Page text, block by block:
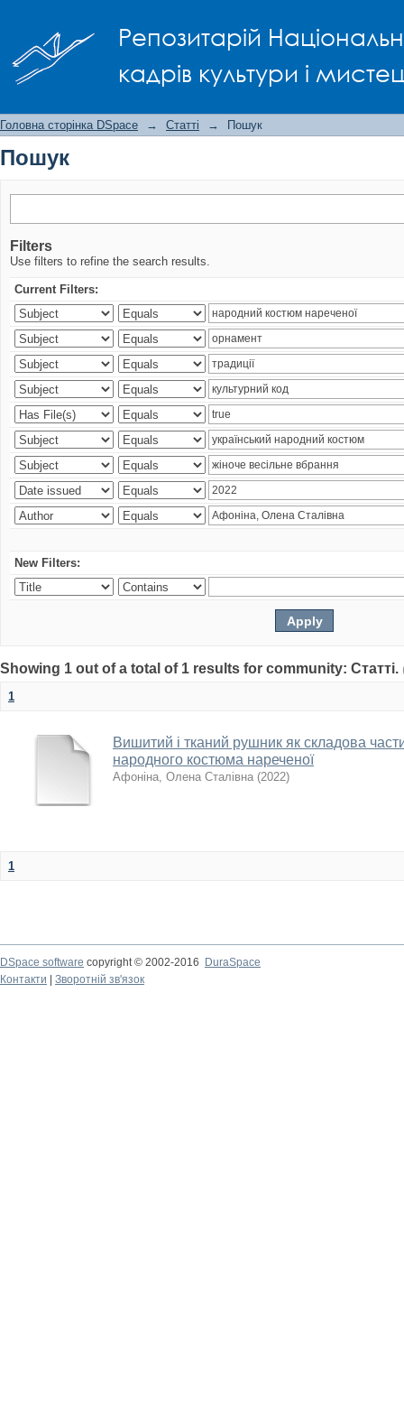
Репозитарій
кадрів культури і
Головна сторінка DSpace → Статті → Пошук
Пошук
Filters
Use filters to refine the search results.
Current Filters:
New Filters:
Showing 1 out of a total of 1 results for community: Статті.
1
Вишитий і тканий рушник як складова
народного костюма нареченої
Афоніна, Олена Сталівна (2022)
1
DSpace software copyright © 2002-2016
DuraSpace
Контакти
Зворотній зв'язок